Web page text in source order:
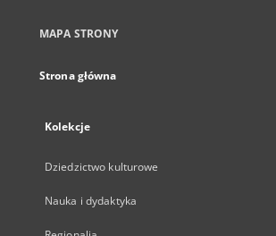
MAPA STRONY
Strona główna
Kolekcje
Dziedzictwo kulturowe
Nauka i dydaktyka